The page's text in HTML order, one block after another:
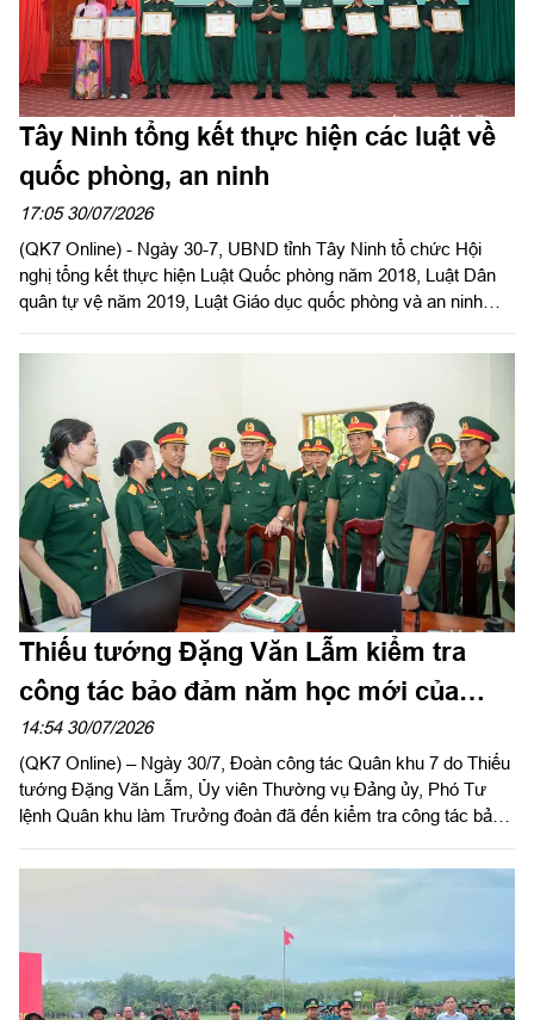
Tây Ninh tổng kết thực hiện các luật về
quốc phòng, an ninh
17:05 30/07/2026
(QK7 Online) - Ngày 30-7, UBND tỉnh Tây Ninh tổ chức Hội
nghị tổng kết thực hiện Luật Quốc phòng năm 2018, Luật Dân
quân tự vệ năm 2019, Luật Giáo dục quốc phòng và an ninh
khu 7 dự và phát biểu chỉ đạo. Đại tá Trần Đình Hưng, Phó Chỉ
UBND tỉnh chủ trì hội nghị. Dự Hội nghị có Đại tá Bùi Đăng
Ninh, Chính ủy Bộ CHQS tỉnh.
Thiếu tướng Đặng Văn Lẫm kiểm tra
công tác bảo đảm năm học mới của
Trường Thiếu sinh quân miền Nam
14:54 30/07/2026
(QK7 Online) – Ngày 30/7, Đoàn công tác Quân khu 7 do Thiếu
tướng Đặng Văn Lẫm, Ủy viên Thường vụ Đảng ủy, Phó Tư
lệnh Quân khu làm Trưởng đoàn đã đến kiểm tra công tác bảo
sinh quân miền Nam.